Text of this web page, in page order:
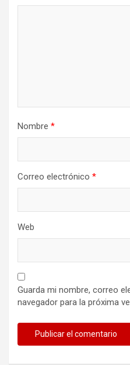
Nombre *
Correo electrónico *
Web
Guarda mi nombre, correo
navegador para la próxima